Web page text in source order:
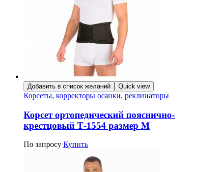
Добавить в список желаний Quick view
Корсеты, корректоры осанки, реклинаторы
Корсет ортопедический пояснично-
крестцовый Т-1554 размер M
По запросу Купить